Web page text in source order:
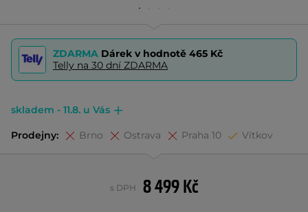
ZDARMA Dárek v hodnotě 465 Kč
Telly na 30 dní ZDARMA
skladem - 11.8. u Vás
Prodejny: Brno Ostrava Praha 10 Vítkov
8 499 Kč
s DPH